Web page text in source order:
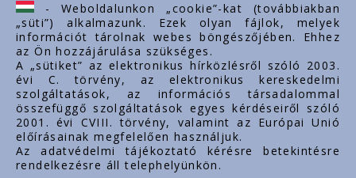
Fontos linkek
Rólunk
Dokumentumok
Kapcsolat
Karrier
Cég adatok
- Weboldalunkon „cookie”-kat (továbbiakban
„süti”) alkalmazunk. Ezek olyan fájlok, melyek
információt tárolnak webes böngészőjében. Ehhez
az Ön hozzájárulása szükséges.
A „sütiket” az elektronikus hírközlésről szóló 2003.
évi C. törvény, az elektronikus kereskedelmi
szolgáltatások, az információs társadalommal
összefüggő szolgáltatások egyes kérdéseiről szóló
2001. évi CVIII. törvény, valamint az Európai Unió
előírásainak megfelelően használjuk.
Az adatvédelmi tájékoztató kérésre betekintésre
rendelkezésre áll telephelyünkön.